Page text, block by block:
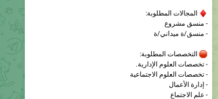
- منسق/ة ميداني/ة
التخصصات المطلوبة:
- تخصصات العلوم الاجتماعية
- إدارة الأعمال
- علم الاجتماع
- علم النفس
- العمل الاجتماعي